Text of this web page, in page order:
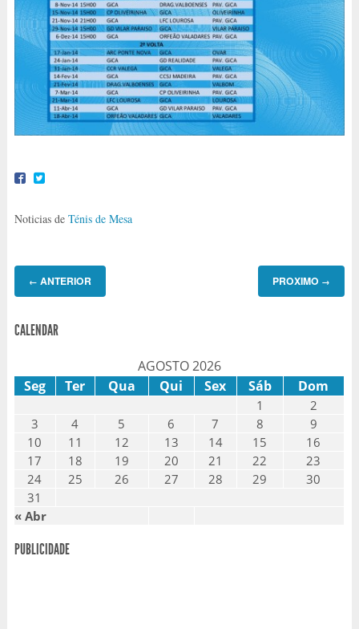
Noticias de Ténis de Mesa
← ANTERIOR PROXIMO →
CALENDAR
AGOSTO 2026
Seg
Ter Qua Qui Sex Sáb Dom
« Abr
1
2
3
4 5 6 7 8
9
10
11 12 13 14 15
16
17
18 19 20 21 22
23
24
25 26 27 28 29
30
31
PUBLICIDADE